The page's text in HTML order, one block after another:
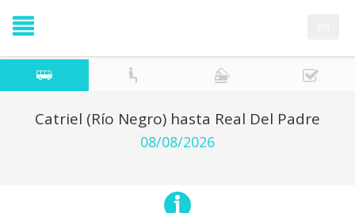
Catriel (Río Negro) hasta Real Del Padre
08/08/2026